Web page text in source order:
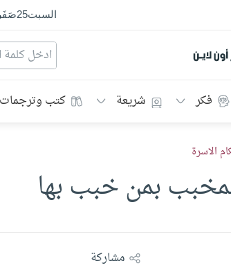
السبت25
أون لاين
فكر شريعة كتب وترجمات
الاسرة
بمن خبب بها
مشاركة